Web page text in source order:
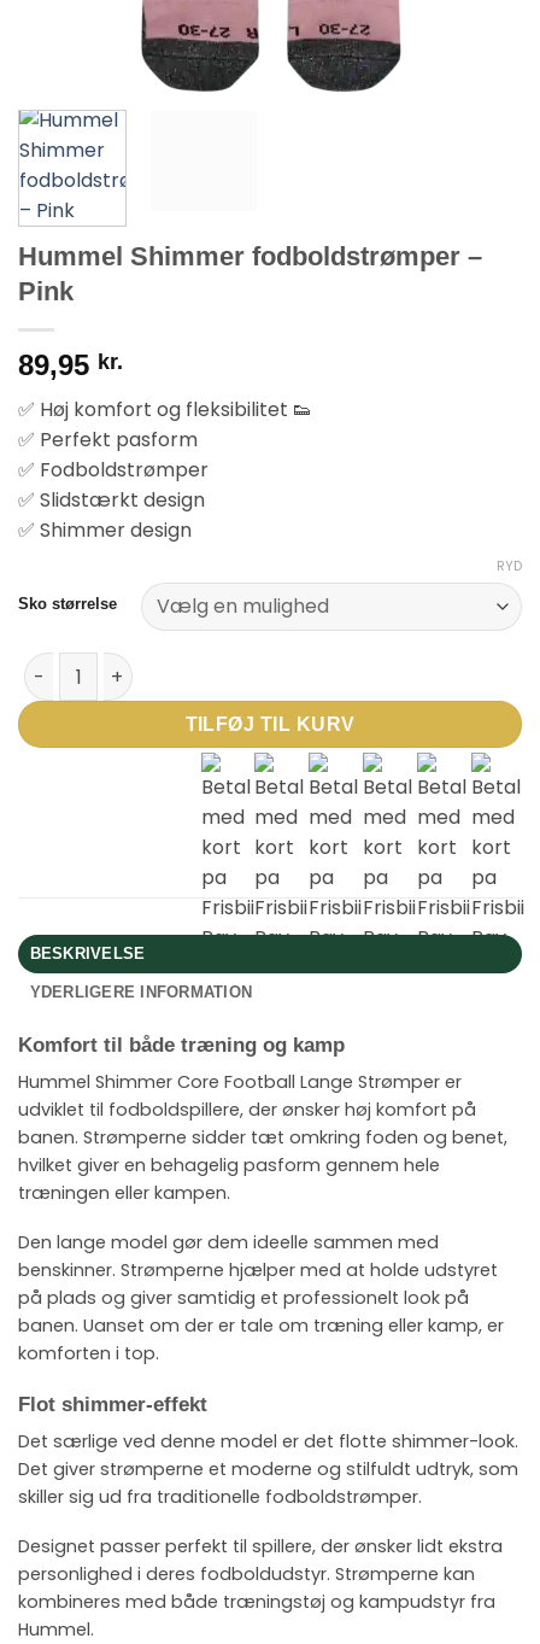
Hummel Shimmer fodboldstrømper –
Pink
89,95 kr.
✅ Høj komfort og fleksibilitet 👟
✅ Perfekt pasform
✅ Fodboldstrømper
✅ Slidstærkt design
✅ Shimmer design
Sko størrelse
RYD
Hummel Shimmer fodboldstrømper – Pink antal
TILFØJ TIL KURV
BESKRIVELSE
YDERLIGERE INFORMATION
Komfort til både træning og kamp
Hummel Shimmer Core Football Lange Strømper er
udviklet til fodboldspillere, der ønsker høj komfort på
banen. Strømperne sidder tæt omkring foden og benet,
hvilket giver en behagelig pasform gennem hele
træningen eller kampen.
Den lange model gør dem ideelle sammen med
benskinner. Strømperne hjælper med at holde udstyret
på plads og giver samtidig et professionelt look på
banen. Uanset om der er tale om træning eller kamp, er
komforten i top.
Flot shimmer-effekt
Det særlige ved denne model er det flotte shimmer-look.
Det giver strømperne et moderne og stilfuldt udtryk, som
skiller sig ud fra traditionelle fodboldstrømper.
Designet passer perfekt til spillere, der ønsker lidt ekstra
personlighed i deres fodboldudstyr. Strømperne kan
kombineres med både træningstøj og kampudstyr fra
Hummel.